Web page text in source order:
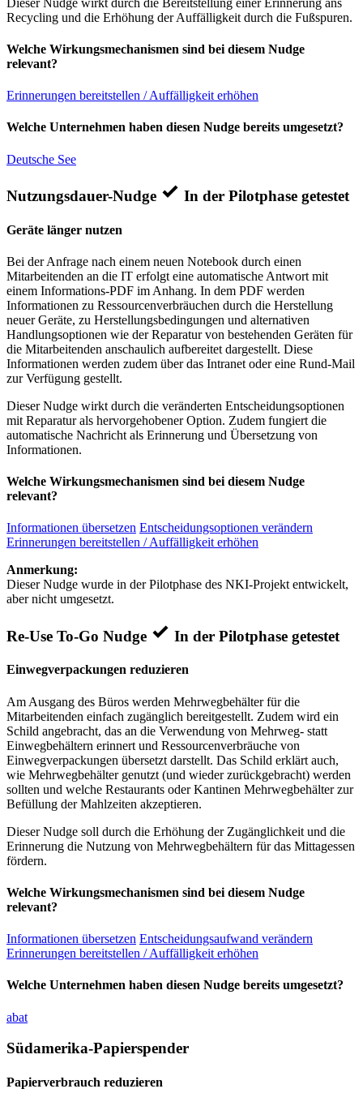
Recycling und die Erhöhung der Auffälligkeit durch die Fußspuren.
Welche Wirkungsmechanismen sind bei diesem Nudge
relevant?
Erinnerungen bereitstellen / Auffälligkeit erhöhen
Welche Unternehmen haben diesen Nudge bereits umgesetzt?
Deutsche See
Nutzungsdauer-Nudge In der Pilotphase getestet
Geräte länger nutzen
Bei der Anfrage nach einem neuen Notebook durch einen
Mitarbeitenden an die IT erfolgt eine automatische Antwort mit
einem Informations-PDF im Anhang. In dem PDF werden
Informationen zu Ressourcenverbräuchen durch die Herstellung
neuer Geräte, zu Herstellungsbedingungen und alternativen
Handlungsoptionen wie der Reparatur von bestehenden Geräten für
die Mitarbeitenden anschaulich aufbereitet dargestellt. Diese
Informationen werden zudem über das Intranet oder eine Rund-Mail
zur Verfügung gestellt.
Dieser Nudge wirkt durch die veränderten Entscheidungsoptionen
mit Reparatur als hervorgehobener Option. Zudem fungiert die
automatische Nachricht als Erinnerung und Übersetzung von
Informationen.
Welche Wirkungsmechanismen sind bei diesem Nudge
relevant?
Informationen übersetzen Entscheidungsoptionen verändern
Erinnerungen bereitstellen / Auffälligkeit erhöhen
Anmerkung:
Dieser Nudge wurde in der Pilotphase des NKI-Projekt entwickelt,
aber nicht umgesetzt.
Re-Use To-Go Nudge In der Pilotphase getestet
Einwegverpackungen reduzieren
Am Ausgang des Büros werden Mehrwegbehälter für die
Mitarbeitenden einfach zugänglich bereitgestellt. Zudem wird ein
Schild angebracht, das an die Verwendung von Mehrweg- statt
Einwegbehältern erinnert und Ressourcenverbräuche von
Einwegverpackungen übersetzt darstellt. Das Schild erklärt auch,
wie Mehrwegbehälter genutzt (und wieder zurückgebracht) werden
sollten und welche Restaurants oder Kantinen Mehrwegbehälter zur
Befüllung der Mahlzeiten akzeptieren.
Dieser Nudge soll durch die Erhöhung der Zugänglichkeit und die
Erinnerung die Nutzung von Mehrwegbehältern für das Mittagessen
fördern.
Welche Wirkungsmechanismen sind bei diesem Nudge
relevant?
Informationen übersetzen Entscheidungsaufwand verändern
Erinnerungen bereitstellen / Auffälligkeit erhöhen
Welche Unternehmen haben diesen Nudge bereits umgesetzt?
abat
Südamerika-Papierspender
Papierverbrauch reduzieren